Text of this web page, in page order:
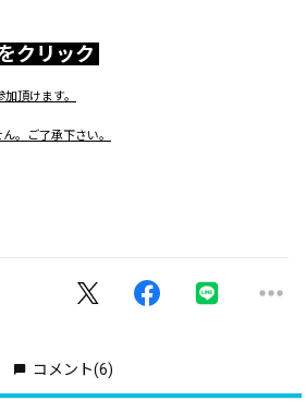
クリック
頂けます。
。ご了承下さい。
コメント(6)